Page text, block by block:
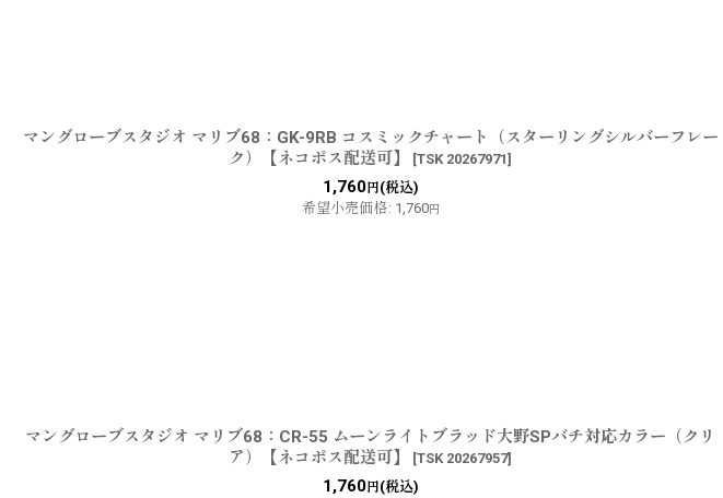
マングローブスタジオ マリブ68：GK-9RB コスミックチャート（スターリングシルバーフレー
ク）【ネコポス配送可】
[TSK 20267971]
1,760円(税込)
希望小売価格: 1,760円
マングローブスタジオ マリブ68：CR-55 ムーンライトブラッド大野SPバチ対応カラー（クリ
ア）【ネコポス配送可】
[TSK 20267957]
1,760円(税込)